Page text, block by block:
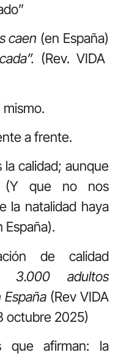
caen (en España)
(Rev. VIDA
mismo.
a frente.
calidad; aunque
(Y que no nos
la natalidad haya
de calidad
3.000 adultos
(Rev VIDA
octubre 2025)
que afirman: la